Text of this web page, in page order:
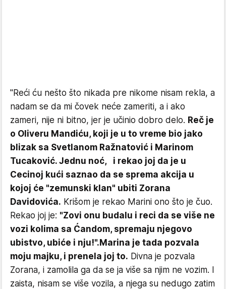
"Reći ću nešto što nikada pre nikome nisam rekla, a
nadam se da mi čovek neće zameriti, a i ako
zameri, nije ni bitno, jer je učinio dobro delo. Reč je
o Oliveru Mandiću, koji je u to vreme bio jako
blizak sa Svetlanom Ražnatović i Marinom
Tucaković. Jednu noć, i rekao joj da je u
Cecinoj kući saznao da se sprema akcija u
kojoj će "zemunski klan" ubiti Zorana
Davidovića. Krišom je rekao Marini ono što je čuo.
Rekao joj je: "Zovi onu budalu i reci da se više ne
vozi kolima sa Ćandom, spremaju njegovo
ubistvo, ubiće i nju!".Marina je tada pozvala
moju majku, i prenela joj to. Divna je pozvala
Zorana, i zamolila ga da se ja više sa njim ne vozim. I
zaista, nisam se više vozila, a njega su nedugo zatim